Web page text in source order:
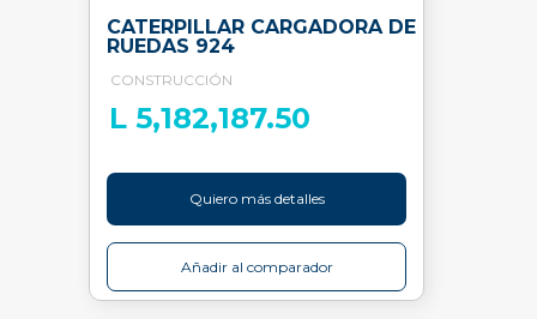
CATERPILLAR CARGADORA DE
RUEDAS 924
CONSTRUCCIÓN
L 5,182,187.50
Quiero más detalles
Añadir al comparador